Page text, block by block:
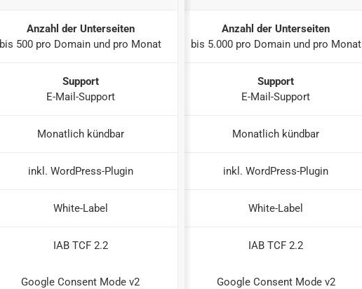
Anzahl der Unterseiten
bis 500 pro Domain und pro Monat
Support
E-Mail-Support
Monatlich kündbar
inkl. WordPress-Plugin
White-Label
IAB TCF 2.2
Google Consent Mode v2
Anzahl der Unterseiten
bis 5.000 pro Domain und pro Monat
Support
E-Mail-Support
Monatlich kündbar
inkl. WordPress-Plugin
White-Label
IAB TCF 2.2
Google Consent Mode v2